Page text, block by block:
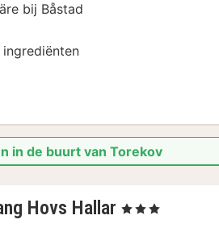
bij Båstad
in de buurt van Torekov
Hovs Hallar 3
, 3 Sterren